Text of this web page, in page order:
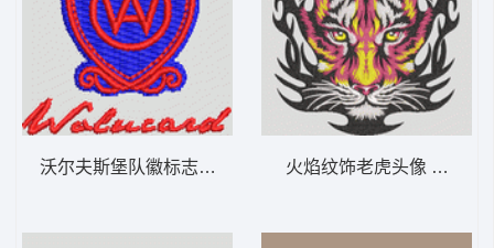
沃尔夫斯堡队徽标志 男装 火焰纹饰老虎头像 男装